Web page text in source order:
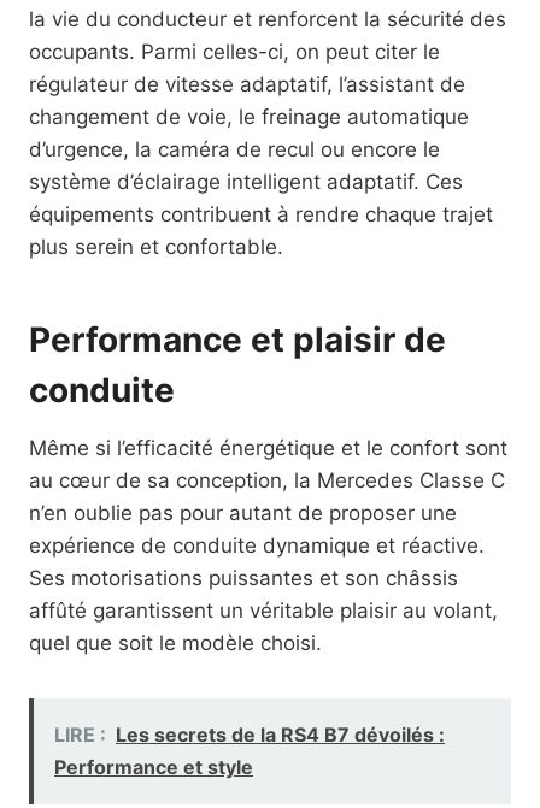
la vie du conducteur et renforcent la sécurité des
occupants. Parmi celles-ci, on peut citer le
régulateur de vitesse adaptatif, l’assistant de
changement de voie, le freinage automatique
d’urgence, la caméra de recul ou encore le
système d’éclairage intelligent adaptatif. Ces
équipements contribuent à rendre chaque trajet
plus serein et confortable.
Performance et plaisir de
conduite
Même si l’efficacité énergétique et le confort sont
au cœur de sa conception, la Mercedes Classe C
n’en oublie pas pour autant de proposer une
expérience de conduite dynamique et réactive.
Ses motorisations puissantes et son châssis
affûté garantissent un véritable plaisir au volant,
quel que soit le modèle choisi.
LIRE : Les secrets de la RS4 B7 dévoilés :
Performance et style